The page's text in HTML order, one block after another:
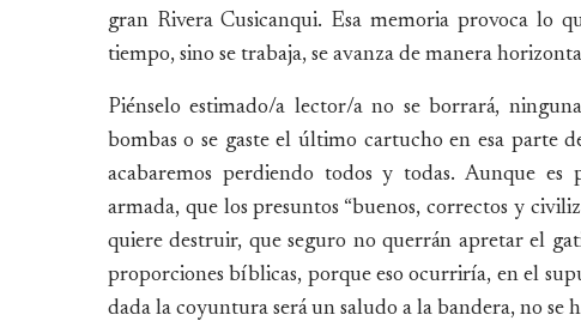
gran Rivera Cusicanqui. Esa memoria provoca lo
tiempo, sino se trabaja, se avanza de manera
Piénselo estimado/a lector/a no se borrará,
bombas o se gaste el último cartucho en esa parte
acabaremos perdiendo todos y todas. Aunque
armada, que los presuntos “buenos, correctos y
quiere destruir, que seguro no querrán apretar el
proporciones bíblicas, porque eso ocurriría, en el
dada la coyuntura será un saludo a la bandera, no se